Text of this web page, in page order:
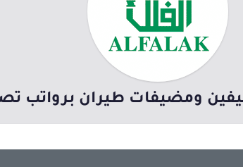
طيران برواتب تصل 13,000 ريال